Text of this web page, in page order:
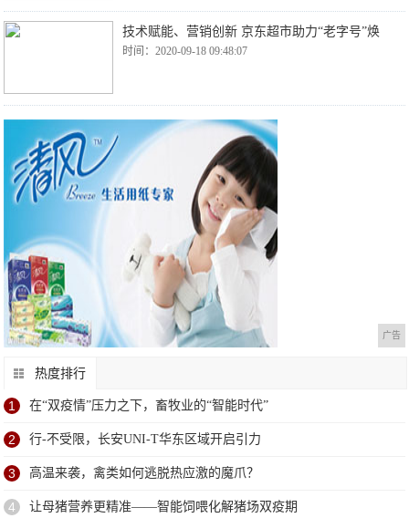
技术赋能、营销创新 京东超市助力“老字号”焕
时间：2020-09-18 09:48:07
广告
热度排行
1 在“双疫情”压力之下，畜牧业的“智能时代”
2 行-不受限，长安UNI-T华东区域开启引力
3 高温来袭，禽类如何逃脱热应激的魔爪？
4 让母猪营养更精准——智能饲喂化解猪场双疫期